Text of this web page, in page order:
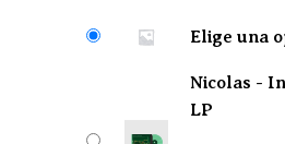
Elige una
Nicolas -
LP